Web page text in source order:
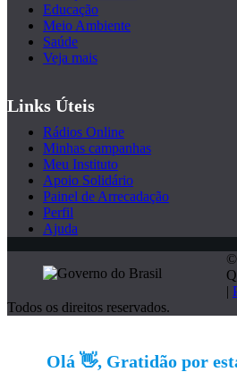
Educação
Meio Ambiente
Saúde
Veja mais
Links Úteis
Rádios Online
Minhas campanhas
Meu Instituto
Apoio Solidário
Painel de Arrecadação
Perfil
Ajuda
©
|
Todos os direitos reservados.
Olá 👋, Gratidão por